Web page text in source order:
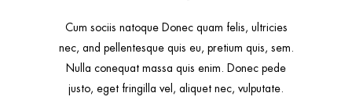
Cum sociis natoque Donec quam felis, ultricies
nec, and pellentesque quis eu, pretium quis, sem.
Nulla conequat massa quis enim. Donec pede
justo, eget fringilla vel, aliquet nec, vulputate.